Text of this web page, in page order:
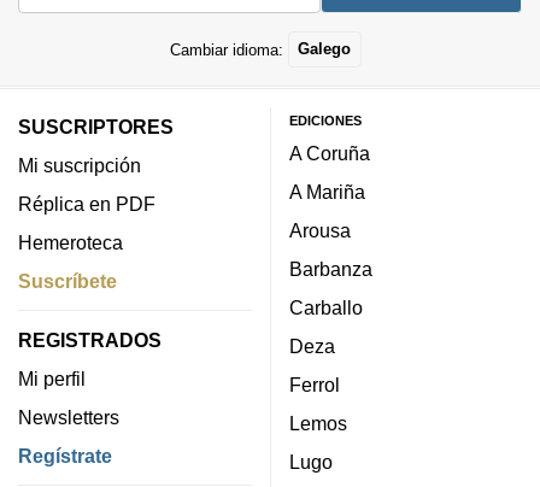
Cambiar idioma: Galego
SUSCRIPTORES
Mi suscripción
Réplica en PDF
Hemeroteca
Suscríbete
REGISTRADOS
Mi perfil
Newsletters
Regístrate
EDICIONES
A Coruña
A Mariña
Arousa
Barbanza
Carballo
Deza
Ferrol
Lemos
Lugo